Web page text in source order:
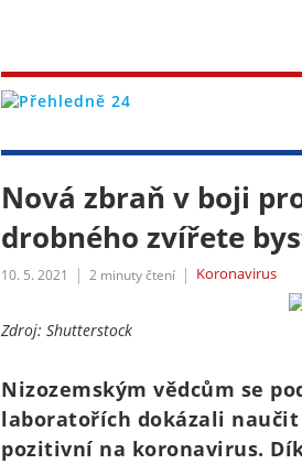
Nová zbraň v boji
drobného zvířete
10. 5. 2021 2 minuty čtení Koronavirus
Zdroj: Shutterstock
Nizozemským vědcům se
laboratořích dokázali
pozitivní na koronavirus.